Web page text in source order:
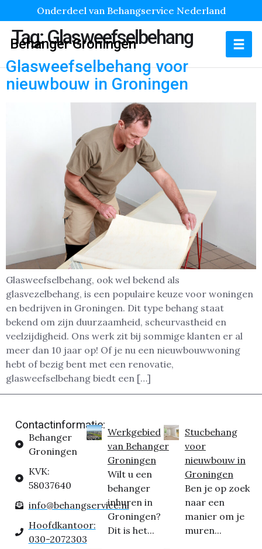
Onderdeel van Behangservice Nederland
Behanger Groningen
Tag:Glasweefselbehang
Glasweefselbehang voor
nieuwbouw in Groningen
Glasweefselbehang, ook wel bekend als
glasvezelbehang, is een populaire keuze voor woningen
en bedrijven in Groningen. Dit type behang staat
bekend om zijn duurzaamheid, scheurvastheid en
veelzijdigheid. Ons werk zit bij sommige klanten er al
meer dan 10 jaar op! Of je nu een nieuwbouwwoning
hebt of bezig bent met een renovatie,
glasweefselbehang biedt een […]
Contactinformatie:
Behanger
Groningen
KVK:
58037640
info@behangservice.nl
Hoofdkantoor:
030-2072303
Werkgebied
van Behanger
Groningen
Wilt u een
behanger
inhuren in
Groningen?
Dit is het...
Stucbehang
voor
nieuwbouw in
Groningen
Ben je op zoek
naar een
manier om je
muren...